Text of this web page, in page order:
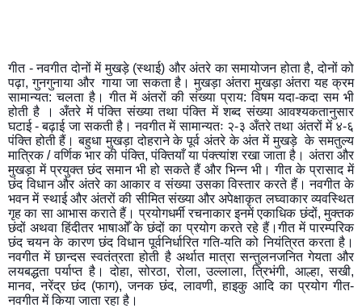
गीत - नवगीत दोनों में मुखड़े (स्थाई) और अंतरे का समायोजन होता है, दोनों को
पढ़ा, गुनगुनाया और  गाया जा सकता है। मुखड़ा अंतरा मुखड़ा अंतरा यह क्रम
सामान्यत: चलता है। गीत में अंतरों की संख्या प्राय: विषम यदा-कदा सम भी
होती है । अँतरे में पंक्ति संख्या तथा पंक्ति में शब्द संख्या आवश्यकतानुसार
घटाई - बढ़ाई जा सकती है। नवगीत में सामान्यतः २-३ अँतरे तथा अंतरों में ४-६
पंक्ति होती हैं। बहुधा मुखड़ा दोहराने के पूर्व अंतरे के अंत में मुखड़े  के समतुल्य
मात्रिक / वर्णिक भार की पंक्ति, पंक्तियाँ या पंक्त्यांश रखा जाता है। अंतरा और
मुखड़ा में प्रयुक्त छंद समान भी हो सकते हैं और भिन्न भी। गीत के प्रासाद में
छंद विधान और अंतरे का आकार व संख्या उसका विस्तार करते हैं। नवगीत के
भवन में स्थाई और अंतरों की सीमित संख्या और अपेक्षाकृत लघ्वाकार व्यवस्थित
गृह का सा आभास कराते हैं। प्रयोगधर्मी रचनाकार इनमें एकाधिक छंदों, मुक्तक
छंदों अथवा हिंदीतर भाषाओँ के छंदों का प्रयोग करते रहे हैं।गीत में पारम्परिक
छंद चयन के कारण छंद विधान पूर्वनिर्धारित गति-यति को नियंत्रित करता है।
नवगीत में छान्दस स्वतंत्रता होती है अर्थात मात्रा सन्तुलनजनित गेयता और
लयबद्धता पर्याप्त है। दोहा, सोरठा, रोला, उल्लाला, त्रिभंगी, आल्हा, सखी,
मानव, नरेंद्र छंद (फाग), जनक छंद, लावणी, हाइकु आदि का प्रयोग गीत-
नवगीत में किया जाता रहा है।